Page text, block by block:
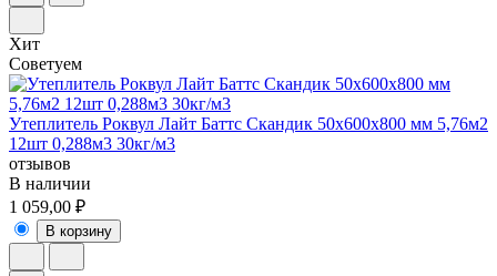
Хит
Советуем
Утеплитель Роквул Лайт Баттс Скандик 50х600х800 мм 5,76м2
12шт 0,288м3 30кг/м3
отзывов
В наличии
1 059,00 ₽
В корзину